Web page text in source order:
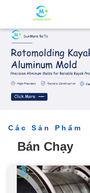
Các Sản Phẩm
Bán Chạy